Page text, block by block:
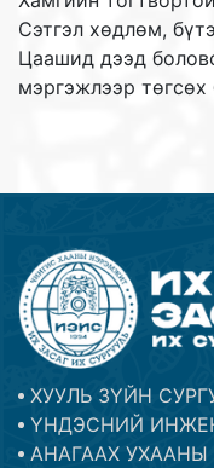
Сэтгэл хөдлөм,
Цаашид дээд
мэргэжлээр
ХУУЛЬ ЗҮЙН
ҮНДЭСНИЙ
АНАГААХ УХААНЫ